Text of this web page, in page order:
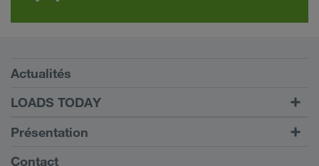
Conditions requises
Actualités
LOADS TODAY
Trouver un frêt avec
LOADS TODAY
En savoir plus
Vers la connexion
Présentation
Informations générales
Contact